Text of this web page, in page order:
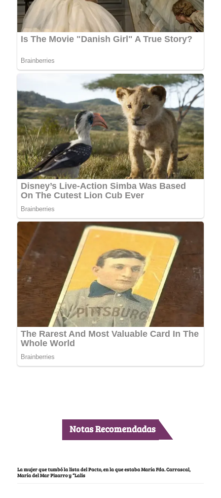
Notas Recomendadas
La mujer que tumbó la lista del Pacto, en la que estaba María Fda. Carrascal,
María del Mar Pizarro y “Lalis